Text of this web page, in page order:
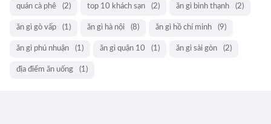
quán cà phê (2) top 10 khách sạn (2) ăn gì bình thạnh (2)
ăn gì gò vấp (1) ăn gì hà nội (8) ăn gì hồ chí minh (9)
ăn gì phú nhuận (1) ăn gì quận 10 (1) ăn gì sài gòn (2)
địa điểm ăn uống (1)